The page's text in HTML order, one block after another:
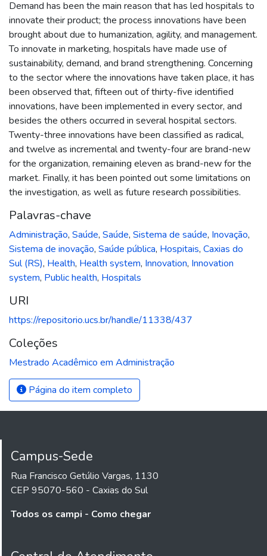
Demand has been the main reason that has led hospitals to
innovate their product; the process innovations have been
brought about due to humanization, agility, and management.
To innovate in marketing, hospitals have made use of
sustainability, demand, and brand strengthening. Concerning
to the sector where the innovations have taken place, it has
been observed that, fifteen out of thirty-five identified
innovations, have been implemented in every sector, and
besides the others occurred in several hospital sectors.
Twenty-three innovations have been classified as radical,
and twelve as incremental and twenty-four are brand-new
for the organization, remaining eleven as brand-new for the
market. Finally, it has been pointed out some limitations on
the investigation, as well as future research possibilities.
Palavras-chave
Administração, Saúde, Saúde, Sistema de saúde, Inovação,
Sistema de inovação, Saúde pública, Hospitais, Caxias do
Sul (RS), Health, Health system, Innovation, Innovation
system, Public health, Hospitals
URI
https://repositorio.ucs.br/handle/11338/437
Coleções
Mestrado Acadêmico em Administração
Página do item completo
Campus-Sede
Rua Francisco Getúlio Vargas, 1130
CEP 95070-560 - Caxias do Sul
Todos os campi - Como chegar